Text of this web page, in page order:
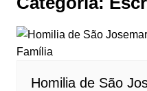
Homilia de São